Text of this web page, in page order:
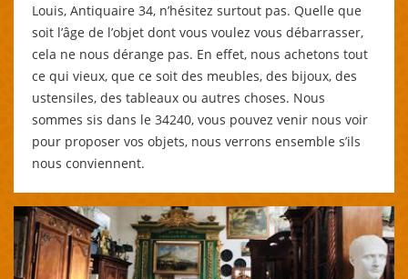
Louis, Antiquaire 34, n’hésitez surtout pas. Quelle que
soit l’âge de l’objet dont vous voulez vous débarrasser,
cela ne nous dérange pas. En effet, nous achetons tout
ce qui vieux, que ce soit des meubles, des bijoux, des
ustensiles, des tableaux ou autres choses. Nous
sommes sis dans le 34240, vous pouvez venir nous voir
pour proposer vos objets, nous verrons ensemble s’ils
nous conviennent.